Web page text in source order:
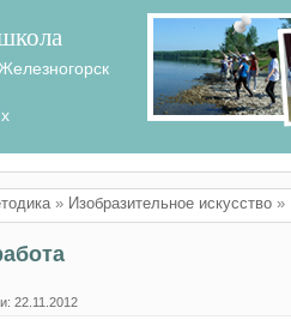
» Изобразительное искусство»
22.11.2012